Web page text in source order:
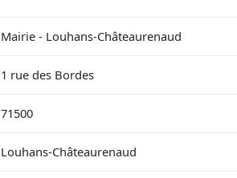
Mairie - Louhans-Châteaurenaud
1 rue des Bordes
71500
Louhans-Châteaurenaud